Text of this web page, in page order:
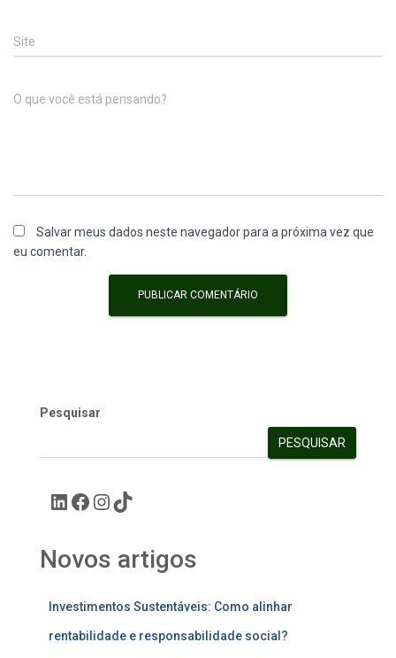
Site
O que você está pensando?
Salvar meus dados neste navegador para a próxima vez que
eu comentar.
Pesquisar
PESQUISAR
Novos artigos
Investimentos Sustentáveis: Como alinhar
rentabilidade e responsabilidade social?